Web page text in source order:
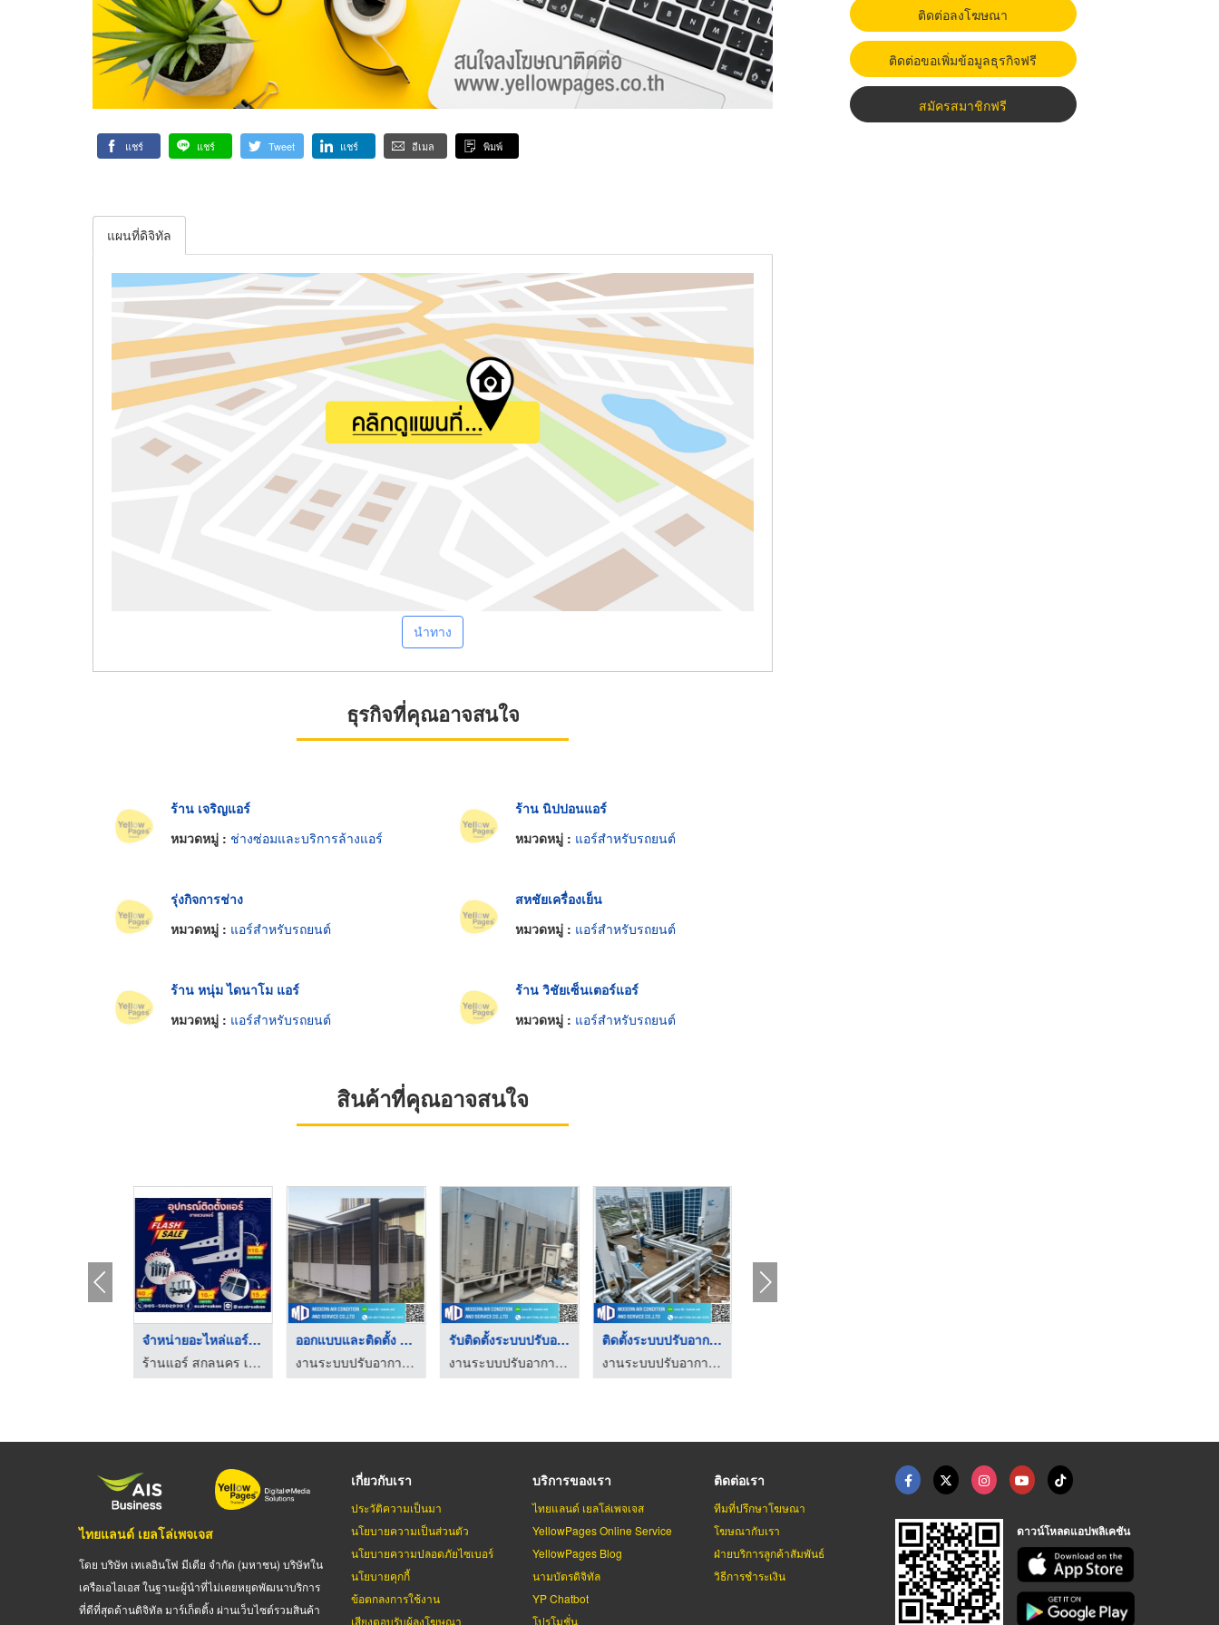
แชร์ แชร์ Tweet แชร์ อีเมล พิมพ์
แผนที่ดิจิทัล
นำทาง
ธุรกิจที่คุณอาจสนใจ
ร้าน เจริญแอร์
หมวดหมู่ : ช่างซ่อมและบริการล้างแอร์
ร้าน นิปปอนแอร์
หมวดหมู่ : แอร์สำหรับรถยนต์
รุ่งกิจการช่าง
หมวดหมู่ : แอร์สำหรับรถยนต์
สหชัยเครื่องเย็น
หมวดหมู่ : แอร์สำหรับรถยนต์
ร้าน หนุ่ม ไดนาโม แอร์
หมวดหมู่ : แอร์สำหรับรถยนต์
ร้าน วิชัยเซ็นเตอร์แอร์
หมวดหมู่ : แอร์สำหรับรถยนต์
สินค้าที่คุณอาจสนใจ
ร้านขายส่งแอร์ ใกล้ฉ ...
งานระบบปรับอากาศและระบายอากาศ - โมเดิร์น แอร์คอนดิชั่น
ติดตั้งแอร์ท่อดักท์
งานระบบปรับอากาศและระบายอากาศ - โมเดิร์น แอร์คอนดิชั่น
ติดตั้งแอร์โรงงาน
งานระบบปรับอากาศและระบายอากาศ - โมเดิร์น แอร์คอนดิชั่น
จำหน่ายอะไหล่แอร์ สก ...
ร้านแอร์ สกลนคร เอส.ซี.แอร์
ติดต่อลงโฆษณา
ติดต่อขอเพิ่มข้อมูลธุรกิจฟรี
สมัครสมาชิกฟรี
ไทยแลนด์ เยลโล่เพจเจส
โดย บริษัท เทเลอินโฟ มีเดีย จำกัด (มหาชน) บริษัทใน
เครือเอไอเอส ในฐานะผู้นำที่ไม่เคยหยุดพัฒนาบริการ
ที่ดีที่สุดด้านดิจิทัล มาร์เก็ตติ้ง ผ่านเว็บไซต์รวมสินค้า
เกี่ยวกับเรา
ประวัติความเป็นมา
นโยบายความเป็นส่วนตัว
นโยบายความปลอดภัยไซเบอร์
นโยบายคุกกี้
ข้อตกลงการใช้งาน
เสียงตอบรับผู้ลงโฆษณา
บริการของเรา
ไทยแลนด์ เยลโล่เพจเจส
YellowPages Online Service
YellowPages Blog
นามบัตรดิจิทัล
YP Chatbot
โปรโมชั่น
ติดต่อเรา
ทีมที่ปรึกษาโฆษณา
โฆษณากับเรา
ฝ่ายบริการลูกค้าสัมพันธ์
วิธีการชำระเงิน
ดาวน์โหลดแอปพลิเคชัน